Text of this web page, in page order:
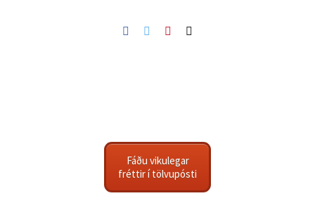
Facebook
TwitterPinterest
Fáðu vikulegar
fréttir í tölvupósti